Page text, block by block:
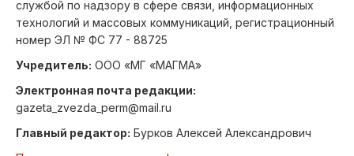
службой по надзору в сфере связи, информационных
технологий и массовых коммуникаций, регистрационный
номер ЭЛ № ФС 77 - 88725
Учредитель: ООО «МГ «МАГМА»
Электронная почта редакции:
gazeta_zvezda_perm@mail.ru
Главный редактор: Бурков Алексей Александрович